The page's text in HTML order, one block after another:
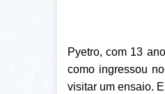
Pyetro, com 13
como ingressou
visitar um ensaio.